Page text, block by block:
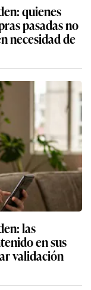
quienes
pasadas no
necesidad de
las
en sus
validación